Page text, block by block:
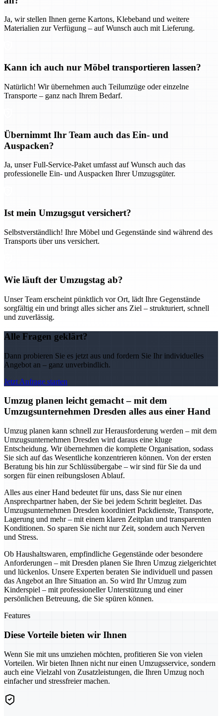
Ja, wir stellen Ihnen gerne Kartons, Klebeband und weitere
Materialien zur Verfügung – auf Wunsch auch mit Lieferung.
Kann ich auch nur Möbel transportieren lassen?
Natürlich! Wir übernehmen auch Teilumzüge oder einzelne
Transporte – ganz nach Ihrem Bedarf.
Übernimmt Ihr Team auch das Ein- und
Auspacken?
Ja, unser Full-Service-Paket umfasst auf Wunsch auch das
professionelle Ein- und Auspacken Ihrer Umzugsgüter.
Ist mein Umzugsgut versichert?
Selbstverständlich! Ihre Möbel und Gegenstände sind während des
Transports über uns versichert.
Wie läuft der Umzugstag ab?
Unser Team erscheint pünktlich vor Ort, lädt Ihre Gegenstände
sorgfältig ein und bringt alles sicher ans Ziel – strukturiert, schnell
und zuverlässig.
Alle Fragen geklärt?
Dann probieren Sie es jetzt aus und fordern Sie Ihr individuelles
Angebot an – ganz unverbindlich.
Jetzt Anfrage starten
Umzug planen leicht gemacht – mit dem
Umzugsunternehmen Dresden alles aus einer Hand
Umzug planen kann schnell zur Herausforderung werden – mit dem
Umzugsunternehmen Dresden wird daraus eine kluge
Entscheidung. Wir übernehmen die komplette Organisation, sodass
Sie sich auf das Wesentliche konzentrieren können. Von der ersten
Beratung bis hin zur Schlüssübergabe – wir sind für Sie da und
sorgen für einen reibungslosen Ablauf.
Alles aus einer Hand bedeutet für uns, dass Sie nur einen
Ansprechpartner haben, der Sie bei jedem Schritt begleitet. Das
Umzugsunternehmen Dresden koordiniert Packdienste, Transporte,
Lagerung und mehr – mit einem klaren Zeitplan und transparenten
Konditionen. So sparen Sie nicht nur Zeit, sondern auch Nerven
und Stress.
Ob Haushaltswaren, empfindliche Gegenstände oder besondere
Anforderungen – mit Dresden planen Sie Ihren Umzug zielgerichtet
und lückenlos. Unsere Experten beraten Sie individuell und passen
das Angebot an Ihre Situation an. So wird Ihr Umzug zum
Kinderspiel – mit professioneller Unterstützung und einer
persönlichen Betreuung, die Sie spüren können.
Features
Diese Vorteile bieten wir Ihnen
Wenn Sie mit uns umziehen möchten, profitieren Sie von vielen
Vorteilen. Wir bieten Ihnen nicht nur einen Umzugsservice, sondern
auch eine Vielzahl von Zusatzleistungen, die Ihren Umzug noch
einfacher und stressfreier machen.